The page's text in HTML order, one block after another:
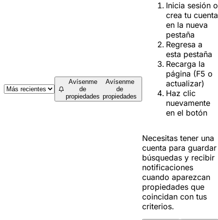
Avísenme
de
propiedades
Avísenme
de
propiedades
Inicia sesión o
crea tu cuenta
en la nueva
pestaña
Regresa a
esta pestaña
Recarga la
página (F5 o
actualizar)
Haz clic
nuevamente
en el botón
Necesitas tener una
cuenta para guardar
búsquedas y recibir
notificaciones
cuando aparezcan
propiedades que
coincidan con tus
criterios.